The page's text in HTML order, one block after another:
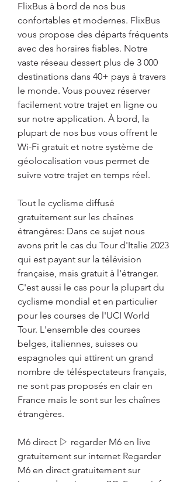
FlixBus à bord de nos bus
confortables et modernes. FlixBus
vous propose des départs fréquents
avec des horaires fiables. Notre
vaste réseau dessert plus de 3 000
destinations dans 40+ pays à travers
le monde. Vous pouvez réserver
facilement votre trajet en ligne ou
sur notre application. À bord, la
plupart de nos bus vous offrent le
Wi-Fi gratuit et notre système de
géolocalisation vous permet de
suivre votre trajet en temps réel.
Tout le cyclisme diffusé
gratuitement sur les chaînes
étrangères: Dans ce sujet nous
avons prit le cas du Tour d'Italie 2023
qui est payant sur la télévision
française, mais gratuit à l'étranger.
C'est aussi le cas pour la plupart du
cyclisme mondial et en particulier
pour les courses de l'UCI World
Tour. L'ensemble des courses
belges, italiennes, suisses ou
espagnoles qui attirent un grand
nombre de téléspectateurs français,
ne sont pas proposés en clair en
France mais le sont sur les chaînes
étrangères.
M6 direct ▷ regarder M6 en live
gratuitement sur internet Regarder
M6 en direct gratuitement sur